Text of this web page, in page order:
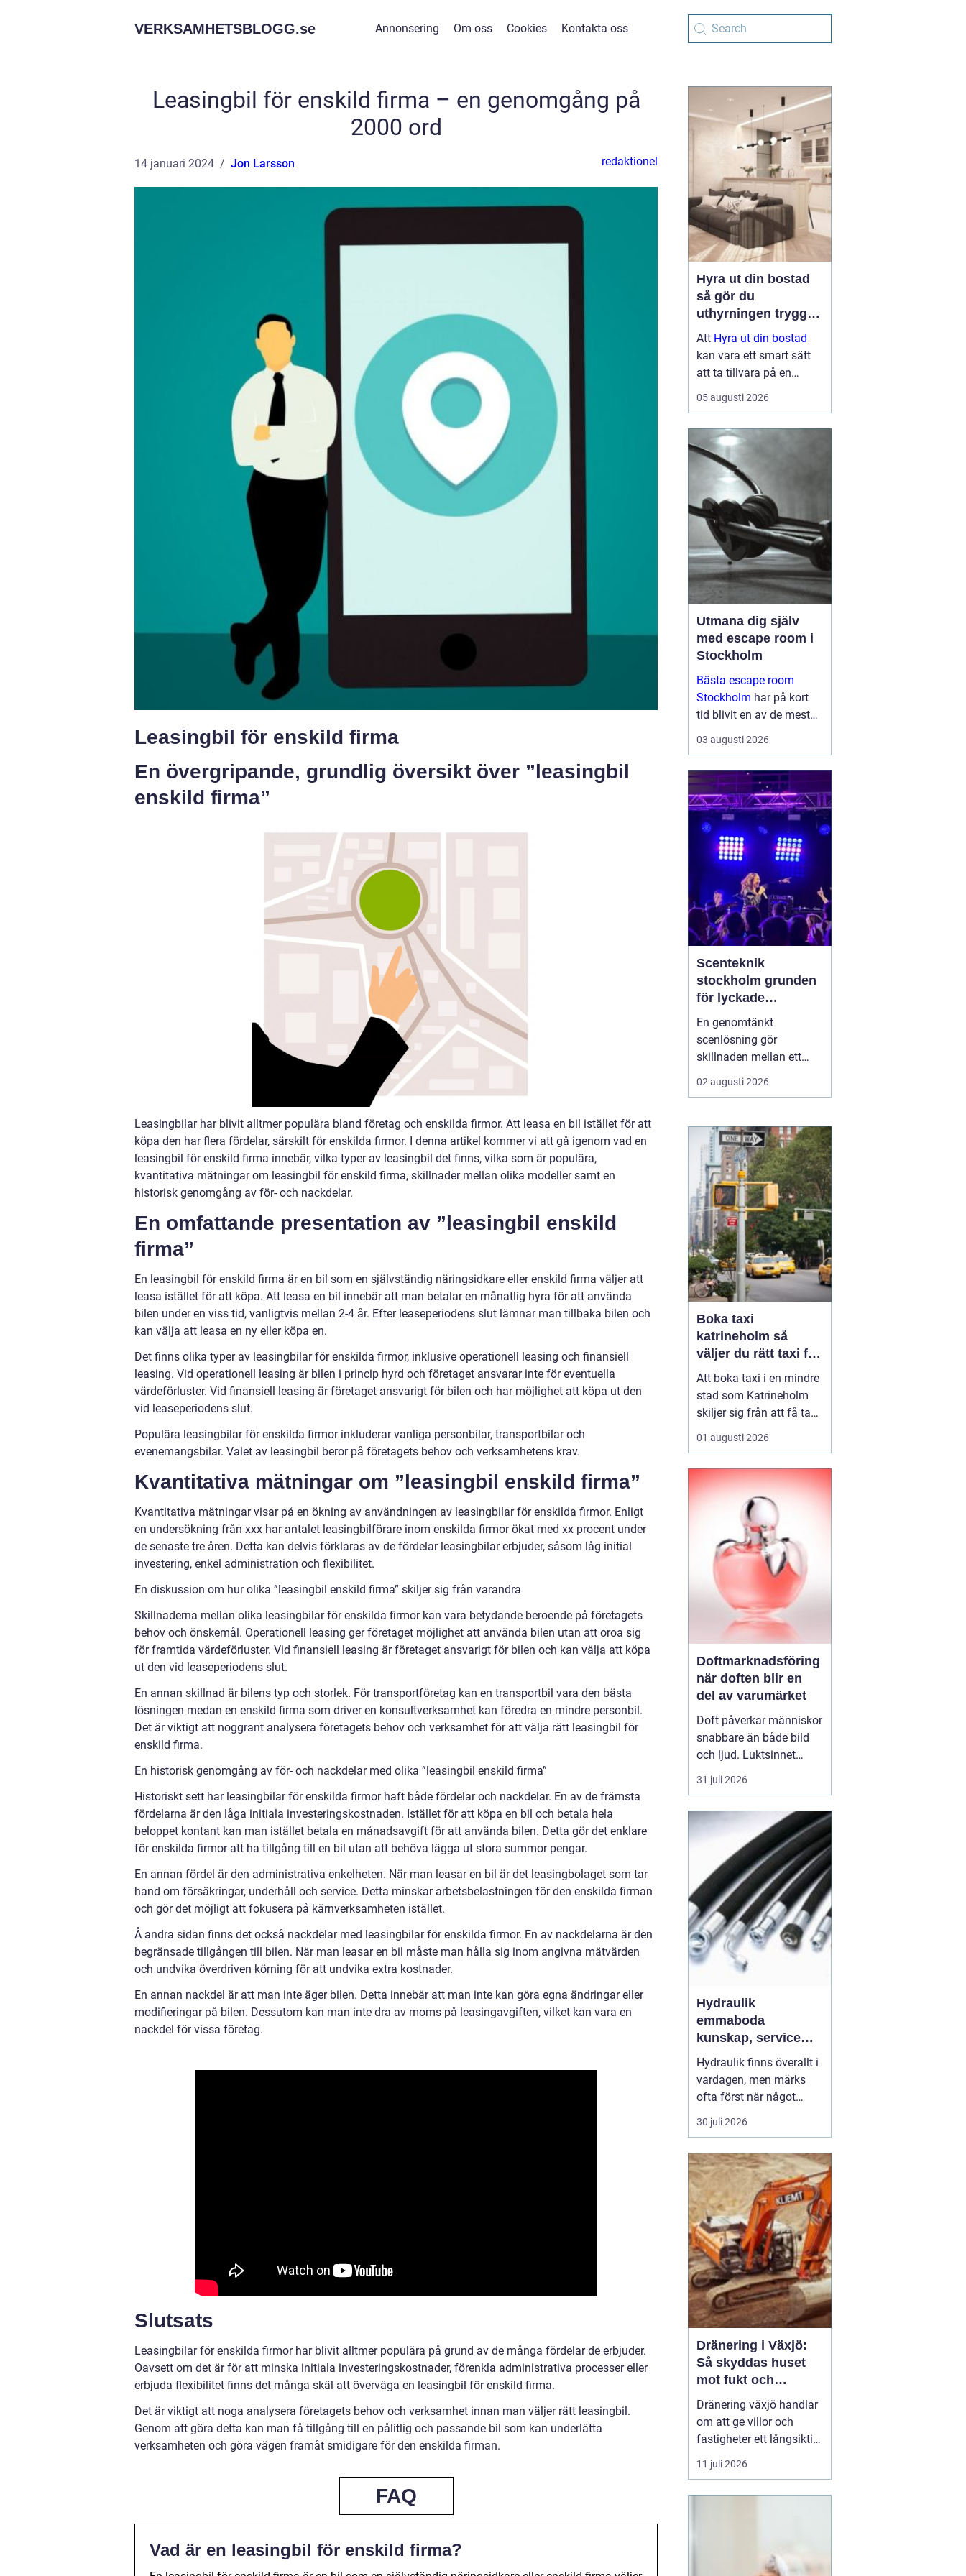
VERKSAMHETSBLOGG.se Annonsering Om oss Cookies Kontakta oss
Leasingbil för enskild firma – en genomgång på
2000 ord
14 januari 2024 Jon Larsson redaktionel
Leasingbil för enskild firma
En övergripande, grundlig översikt över ”leasingbil
enskild firma”
Leasingbilar har blivit alltmer populära bland företag och enskilda firmor. Att leasa en bil istället för att
köpa den har flera fördelar, särskilt för enskilda firmor. I denna artikel kommer vi att gå igenom vad en
leasingbil för enskild firma innebär, vilka typer av leasingbil det finns, vilka som är populära,
kvantitativa mätningar om leasingbil för enskild firma, skillnader mellan olika modeller samt en
historisk genomgång av för- och nackdelar.
En omfattande presentation av ”leasingbil enskild
firma”
En leasingbil för enskild firma är en bil som en självständig näringsidkare eller enskild firma väljer att
leasa istället för att köpa. Att leasa en bil innebär att man betalar en månatlig hyra för att använda
bilen under en viss tid, vanligtvis mellan 2-4 år. Efter leaseperiodens slut lämnar man tillbaka bilen och
kan välja att leasa en ny eller köpa en.
Det finns olika typer av leasingbilar för enskilda firmor, inklusive operationell leasing och finansiell
leasing. Vid operationell leasing är bilen i princip hyrd och företaget ansvarar inte för eventuella
värdeförluster. Vid finansiell leasing är företaget ansvarigt för bilen och har möjlighet att köpa ut den
vid leaseperiodens slut.
Populära leasingbilar för enskilda firmor inkluderar vanliga personbilar, transportbilar och
evenemangsbilar. Valet av leasingbil beror på företagets behov och verksamhetens krav.
Kvantitativa mätningar om ”leasingbil enskild firma”
Kvantitativa mätningar visar på en ökning av användningen av leasingbilar för enskilda firmor. Enligt
en undersökning från xxx har antalet leasingbilförare inom enskilda firmor ökat med xx procent under
de senaste tre åren. Detta kan delvis förklaras av de fördelar leasingbilar erbjuder, såsom låg initial
investering, enkel administration och flexibilitet.
En diskussion om hur olika ”leasingbil enskild firma” skiljer sig från varandra
Skillnaderna mellan olika leasingbilar för enskilda firmor kan vara betydande beroende på företagets
behov och önskemål. Operationell leasing ger företaget möjlighet att använda bilen utan att oroa sig
för framtida värdeförluster. Vid finansiell leasing är företaget ansvarigt för bilen och kan välja att köpa
ut den vid leaseperiodens slut.
En annan skillnad är bilens typ och storlek. För transportföretag kan en transportbil vara den bästa
lösningen medan en enskild firma som driver en konsultverksamhet kan föredra en mindre personbil.
Det är viktigt att noggrant analysera företagets behov och verksamhet för att välja rätt leasingbil för
enskild firma.
En historisk genomgång av för- och nackdelar med olika ”leasingbil enskild firma”
Historiskt sett har leasingbilar för enskilda firmor haft både fördelar och nackdelar. En av de främsta
fördelarna är den låga initiala investeringskostnaden. Istället för att köpa en bil och betala hela
beloppet kontant kan man istället betala en månadsavgift för att använda bilen. Detta gör det enklare
för enskilda firmor att ha tillgång till en bil utan att behöva lägga ut stora summor pengar.
En annan fördel är den administrativa enkelheten. När man leasar en bil är det leasingbolaget som tar
hand om försäkringar, underhåll och service. Detta minskar arbetsbelastningen för den enskilda firman
och gör det möjligt att fokusera på kärnverksamheten istället.
Å andra sidan finns det också nackdelar med leasingbilar för enskilda firmor. En av nackdelarna är den
begränsade tillgången till bilen. När man leasar en bil måste man hålla sig inom angivna mätvärden
och undvika överdriven körning för att undvika extra kostnader.
En annan nackdel är att man inte äger bilen. Detta innebär att man inte kan göra egna ändringar eller
modifieringar på bilen. Dessutom kan man inte dra av moms på leasingavgiften, vilket kan vara en
nackdel för vissa företag.
Slutsats
Leasingbilar för enskilda firmor har blivit alltmer populära på grund av de många fördelar de erbjuder.
Oavsett om det är för att minska initiala investeringskostnader, förenkla administrativa processer eller
erbjuda flexibilitet finns det många skäl att överväga en leasingbil för enskild firma.
Det är viktigt att noga analysera företagets behov och verksamhet innan man väljer rätt leasingbil.
Genom att göra detta kan man få tillgång till en pålitlig och passande bil som kan underlätta
verksamheten och göra vägen framåt smidigare för den enskilda firman.
FAQ
Vad är en leasingbil för enskild firma?
Hyra ut din bostad
så gör du
uthyrningen trygg,
lönsam och smidig
Att Hyra ut din bostad
kan vara ett smart sätt
att ta tillvara på en
lägenhet eller villa som
står tom, till exempel
utlandsuppdrag, vid
samboskap eller medan
en ny bostad test...
05 augusti 2026
Utmana dig själv
med escape room i
Stockholm
Bästa escape room
Stockholm har på kort
tid blivit en av de mest
omtyckta aktiviteterna
för vänner, familjer och
något annor...
03 augusti 2026
Scenteknik
stockholm grunden
för lyckade
evenemang
En genomtänkt
scenlösning gör
skillnaden mellan ett
evenemang som känns
trevande och ett som
publiken. När ljud, ljus,
bild och scenbyggnation
samspelar skapas fokus,
energi och trygghet både
för publiken och för dem
på scen. I ...
02 augusti 2026
Boka taxi
katrineholm så
väljer du rätt taxi för
trygga resor
Att boka taxi i en mindre
stad som Katrineholm
skiljer sig från att få tag
på bil i en storstad.
Utbudet är mer
skillnaden mellan olika
bolag kan vara tydlig.
Den som söker efter
Boka Taxi K...
01 augusti 2026
Doftmarknadsföring
när doften blir en
del av varumärket
Doft påverkar människor
snabbare än både bild
och ljud. Luktsinnet
kopplas direkt till
hjärnans centrum för
Därförhar
doftmarknadsföring
ett kraftfullt verktyg
för företag som v...
31 juli 2026
Hydraulik
emmaboda
kunskap, service
och rätt lösningar
när du behöver dem
Hydraulik finns överallt i
vardagen, men märks
ofta först när något
slutar fungera. En
läckande slang kan
stillastående maskiner
kan bromsa en industri i
timmar och en trasig
cylinder kan stänga ner
ett helt sågverk. För
företag ...
30 juli 2026
Dränering i Växjö:
Så skyddas huset
mot fukt och
vattenskador
Dränering växjö handlar
om att ge villor och
fastigheter ett långsiktigt
skydd mot fukt, mögel
och skador på
11 juli 2026